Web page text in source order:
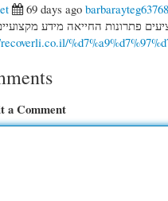
69 days ago
פתרונות החייאה מידע
a Comment